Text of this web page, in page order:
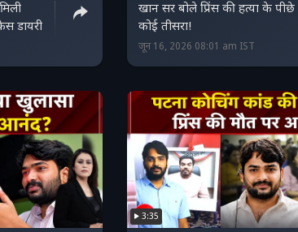
डायरी
खान सर बोले प्रिंस की हत्या के पीछे
कोई तीसरा!
जून 16, 2026 08:01 am IST
3:35